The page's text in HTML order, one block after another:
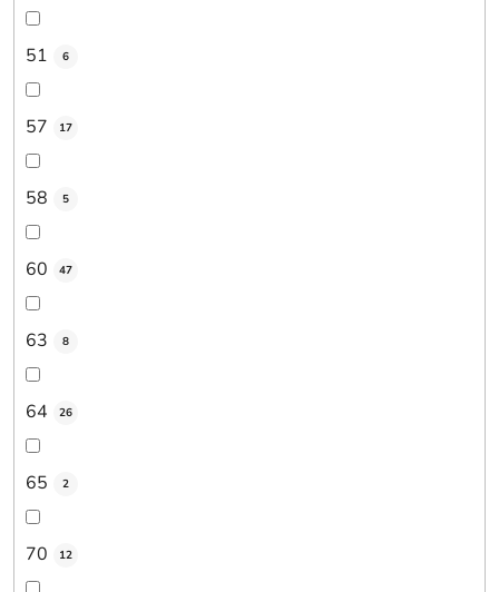
51 6
57 17
58 5
60 47
63 8
64 26
65 2
70 12